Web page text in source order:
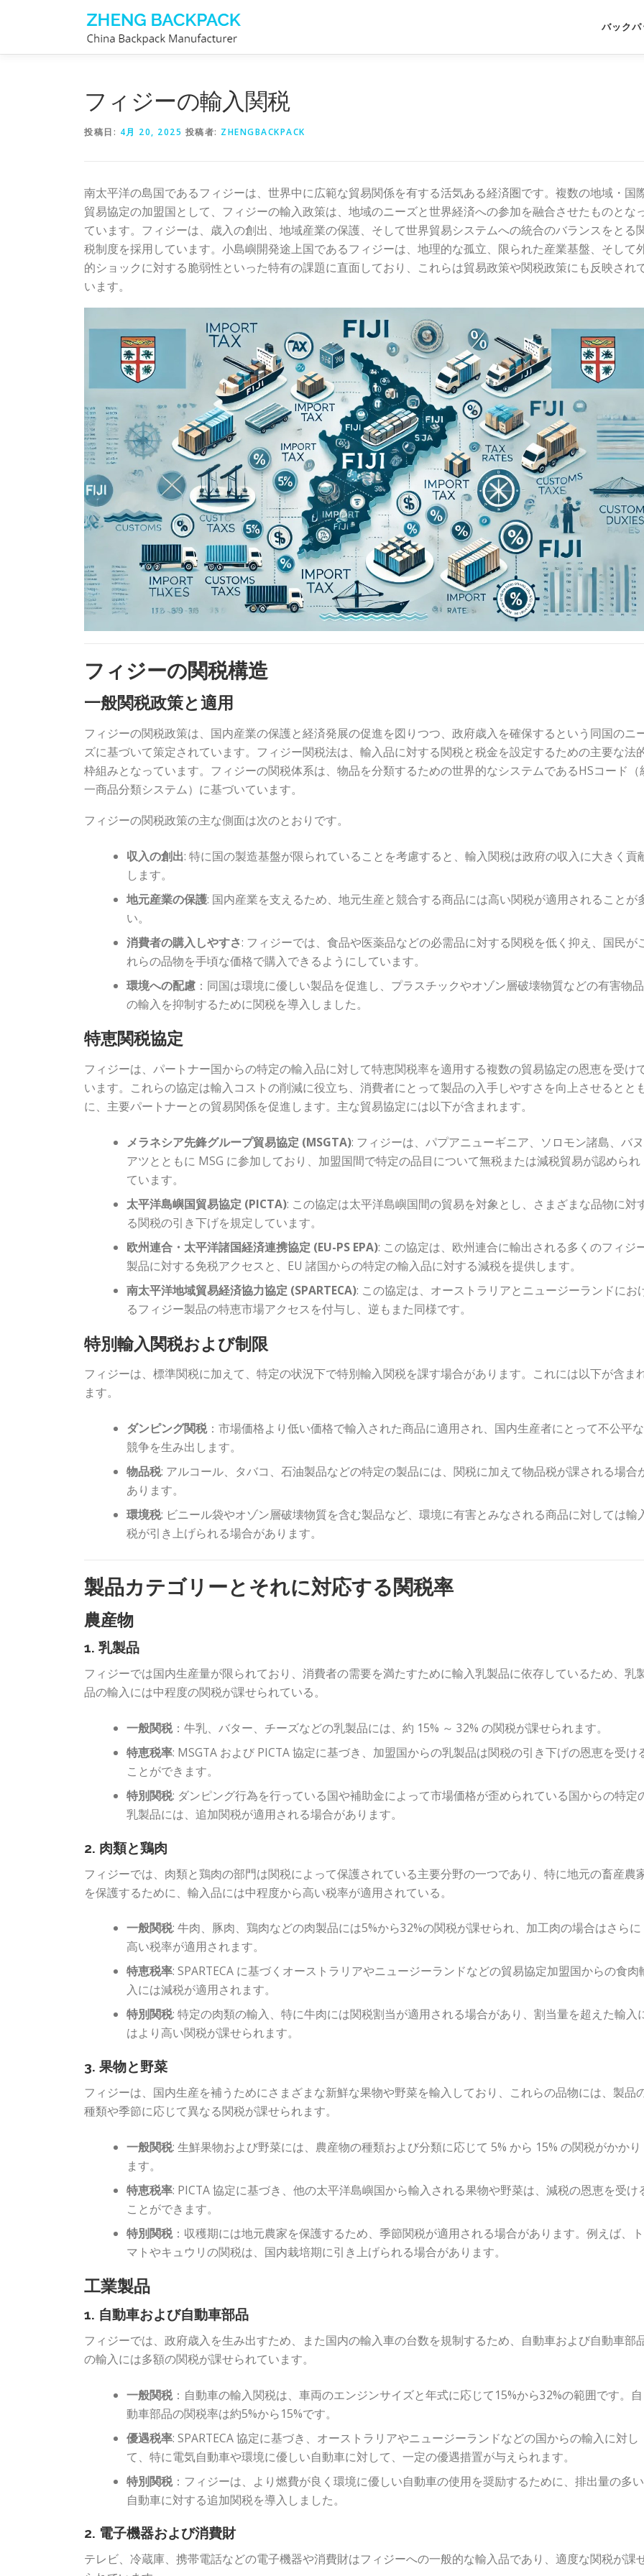
バックパ
フィジーの輸入関税
投稿日: 4月 20, 2025 投稿者: ZHENGBACKPACK
南太平洋の島国であるフィジーは、世界中に広範な貿易関係を有する活気ある経済圏です。複数の地域・国
貿易協定の加盟国として、フィジーの輸入政策は、地域のニーズと世界経済への参加を融合させたものとな
ています。フィジーは、歳入の創出、地域産業の保護、そして世界貿易システムへの統合のバランスをとる
税制度を採用しています。小島嶼開発途上国であるフィジーは、地理的な孤立、限られた産業基盤、そして
的ショックに対する脆弱性といった特有の課題に直面しており、これらは貿易政策や関税政策にも反映され
います。
フィジーの関税構造
一般関税政策と適用
フィジーの関税政策は、国内産業の保護と経済発展の促進を図りつつ、政府歳入を確保するという同国のニ
ズに基づいて策定されています。フィジー関税法は、輸入品に対する関税と税金を設定するための主要な法
枠組みとなっています。フィジーの関税体系は、物品を分類するための世界的なシステムであるHSコード（
一商品分類システム）に基づいています。
フィジーの関税政策の主な側面は次のとおりです。
収入の創出: 特に国の製造基盤が限られていることを考慮すると、輸入関税は政府の収入に大きく貢
します。
地元産業の保護: 国内産業を支えるため、地元生産と競合する商品には高い関税が適用されることが
い。
消費者の購入しやすさ: フィジーでは、食品や医薬品などの必需品に対する関税を低く抑え、国民が
れらの品物を手頃な価格で購入できるようにしています。
環境への配慮 ：同国は環境に優しい製品を促進し、プラスチックやオゾン層破壊物質などの有害物品
の輸入を抑制するために関税を導入しました。
特恵関税協定
フィジーは、パートナー国からの特定の輸入品に対して特恵関税率を適用する複数の貿易協定の恩恵を受け
います。これらの協定は輸入コストの削減に役立ち、消費者にとって製品の入手しやすさを向上させるとと
に、主要パートナーとの貿易関係を促進します。主な貿易協定には以下が含まれます。
メラネシア先鋒グループ貿易協定 (MSGTA): フィジーは、パプアニューギニア、ソロモン諸島、バヌ
アツとともに MSG に参加しており、加盟国間で特定の品目について無税または減税貿易が認められ
ています。
太平洋島嶼国貿易協定 (PICTA): この協定は太平洋島嶼国間の貿易を対象とし、さまざまな品物に対
る関税の引き下げを規定しています。
欧州連合・太平洋諸国経済連携協定 (EU-PS EPA): この協定は、欧州連合に輸出される多くのフィジ
製品に対する免税アクセスと、EU 諸国からの特定の輸入品に対する減税を提供します。
南太平洋地域貿易経済協力協定 (SPARTECA): この協定は、オーストラリアとニュージーランドにお
るフィジー製品の特恵市場アクセスを付与し、逆もまた同様です。
特別輸入関税および制限
フィジーは、標準関税に加えて、特定の状況下で特別輸入関税を課す場合があります。これには以下が含ま
ます。
ダンピング関税：市場価格より低い価格で輸入された商品に適用され、国内生産者にとって不公平な
競争を生み出します。
物品税: アルコール、タバコ、石油製品などの特定の製品には、関税に加えて物品税が課される場合
あります。
環境税: ビニール袋やオゾン層破壊物質を含む製品など、環境に有害とみなされる商品に対しては輸
税が引き上げられる場合があります。
製品カテゴリーとそれに対応する関税率
農産物
1. 乳製品
フィジーでは国内生産量が限られており、消費者の需要を満たすために輸入乳製品に依存しているため、乳
品の輸入には中程度の関税が課せられている。
一般関税：牛乳、バター、チーズなどの乳製品には、約 15% ～ 32% の関税が課せられます。
特恵税率: MSGTA および PICTA 協定に基づき、加盟国からの乳製品は関税の引き下げの恩恵を受け
ことができます。
特別関税: ダンピング行為を行っている国や補助金によって市場価格が歪められている国からの特定
乳製品には、追加関税が適用される場合があります。
2. 肉類と鶏肉
フィジーでは、肉類と鶏肉の部門は関税によって保護されている主要分野の一つであり、特に地元の畜産農
を保護するために、輸入品には中程度から高い税率が適用されている。
一般関税: 牛肉、豚肉、鶏肉などの肉製品には5%から32%の関税が課せられ、加工肉の場合はさらに
高い税率が適用されます。
特恵税率: SPARTECA に基づくオーストラリアやニュージーランドなどの貿易協定加盟国からの食肉
入には減税が適用されます。
特別関税: 特定の肉類の輸入、特に牛肉には関税割当が適用される場合があり、割当量を超えた輸入
はより高い関税が課せられます。
3. 果物と野菜
フィジーは、国内生産を補うためにさまざまな新鮮な果物や野菜を輸入しており、これらの品物には、製品
種類や季節に応じて異なる関税が課せられます。
一般関税: 生鮮果物および野菜には、農産物の種類および分類に応じて 5% から 15% の関税がかかり
ます。
特恵税率: PICTA 協定に基づき、他の太平洋島嶼国から輸入される果物や野菜は、減税の恩恵を受け
ことができます。
特別関税：収穫期には地元農家を保護するため、季節関税が適用される場合があります。例えば、ト
マトやキュウリの関税は、国内栽培期に引き上げられる場合があります。
工業製品
1. 自動車および自動車部品
フィジーでは、政府歳入を生み出すため、また国内の輸入車の台数を規制するため、自動車および自動車部
の輸入には多額の関税が課せられています。
一般関税：自動車の輸入関税は、車両のエンジンサイズと年式に応じて15%から32%の範囲です。自
動車部品の関税率は約5%から15%です。
優遇税率: SPARTECA 協定に基づき、オーストラリアやニュージーランドなどの国からの輸入に対し
て、特に電気自動車や環境に優しい自動車に対して、一定の優遇措置が与えられます。
特別関税：フィジーは、より燃費が良く環境に優しい自動車の使用を奨励するために、排出量の多い
自動車に対する追加関税を導入しました。
2. 電子機器および消費財
テレビ、冷蔵庫、携帯電話などの電子機器や消費財はフィジーへの一般的な輸入品であり、適度な関税が課